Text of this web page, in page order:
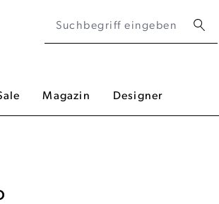
Magazin Designer